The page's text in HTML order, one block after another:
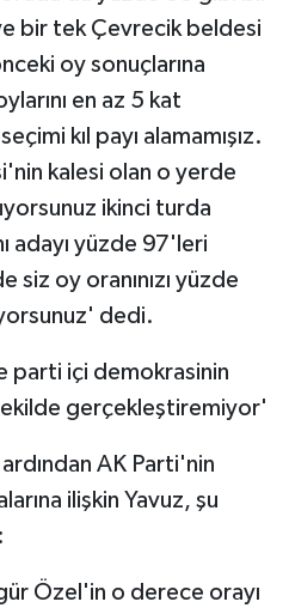
bir tek Çevrecik beldesi
oy sonuçlarına
en az 5 kat
kıl payı alamamışız.
kalesi olan o yerde
ikinci turda
adayı yüzde 97'leri
oy oranınızı yüzde
dedi.
parti içi demokrasinin
gerçekleştiremiyor'
AK Parti'nin
ilişkin Yavuz, şu
Özel'in o derece orayı